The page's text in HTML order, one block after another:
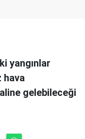
yangınlar
hava
gelebileceği